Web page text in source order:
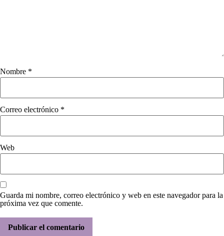
Nombre *
Correo electrónico *
Web
Guarda mi nombre, correo electrónico y web en este navegador para la
próxima vez que comente.